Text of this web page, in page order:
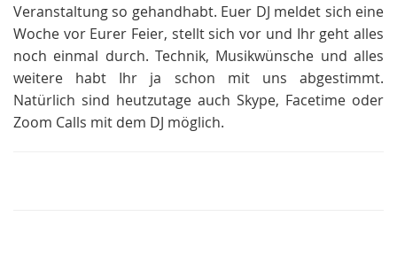
Veranstaltung so gehandhabt. Euer DJ meldet sich eine
Woche vor Eurer Feier, stellt sich vor und Ihr geht alles
noch einmal durch. Technik, Musikwünsche und alles
weitere habt Ihr ja schon mit uns abgestimmt.
Natürlich sind heutzutage auch Skype, Facetime oder
Zoom Calls mit dem DJ möglich.